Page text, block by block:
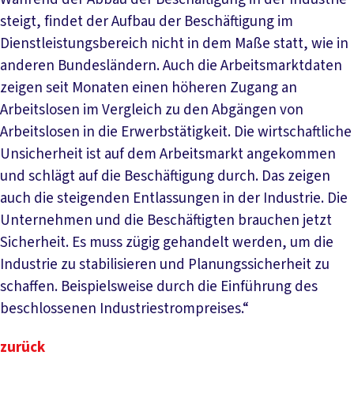
steigt, findet der Aufbau der Beschäftigung im
Dienstleistungsbereich nicht in dem Maße statt, wie in
anderen Bundesländern. Auch die Arbeitsmarktdaten
zeigen seit Monaten einen höheren Zugang an
Arbeitslosen im Vergleich zu den Abgängen von
Arbeitslosen in die Erwerbstätigkeit. Die wirtschaftliche
Unsicherheit ist auf dem Arbeitsmarkt angekommen
und schlägt auf die Beschäftigung durch. Das zeigen
auch die steigenden Entlassungen in der Industrie. Die
Unternehmen und die Beschäftigten brauchen jetzt
Sicherheit. Es muss zügig gehandelt werden, um die
Industrie zu stabilisieren und Planungssicherheit zu
schaffen. Beispielsweise durch die Einführung des
beschlossenen Industriestrompreises.“
zurück